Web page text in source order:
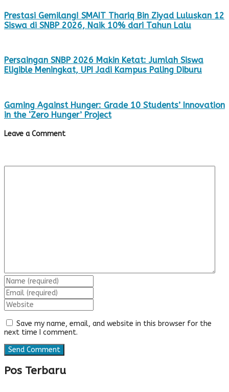
Prestasi Gemilang! SMAIT Thariq Bin Ziyad Luluskan 12
Siswa di SNBP 2026, Naik 10% dari Tahun Lalu
Persaingan SNBP 2026 Makin Ketat: Jumlah Siswa
Eligible Meningkat, UPI Jadi Kampus Paling Diburu
Gaming Against Hunger: Grade 10 Students’ Innovation
in the ‘Zero Hunger’ Project
Leave a Comment
Save my name, email, and website in this browser for the
next time I comment.
Pos Terbaru